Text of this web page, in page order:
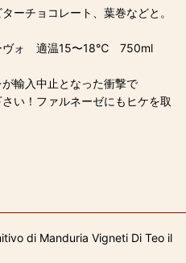
ーチョコレート、葉巻などと。
ヴォ 適温15〜18℃ 750ml
輸入中止となった衝撃で
い！ファルネーゼにもヒケを取
di Manduria Vigneti Di Teo il